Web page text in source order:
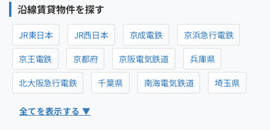
沿線賃貸物件を探す
JR東日本 JR西日本 京成電鉄
京浜急行電鉄
京王電鉄
京都府 京阪電気鉄道
兵庫県
北大阪急行電鉄
千葉県 南海電気鉄道 埼玉県
全てを表示する ▼